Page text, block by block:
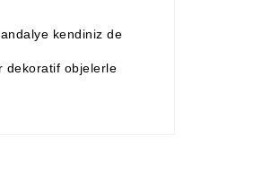
kendiniz de
dekoratif objelerle